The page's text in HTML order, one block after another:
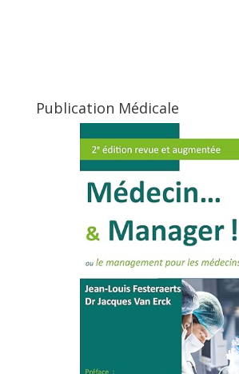
Publication Médicale